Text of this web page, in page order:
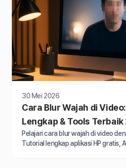
30 Mei 2026
Cara Blur Wajah di
Lengkap & Tools
Pelajari cara blur wajah di video
Tutorial lengkap aplikasi HP gratis,